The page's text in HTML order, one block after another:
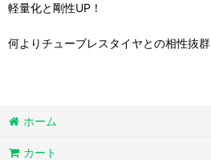
軽量化と剛性UP！
何よりチューブレスタイヤとの相性抜群
ホーム
カート